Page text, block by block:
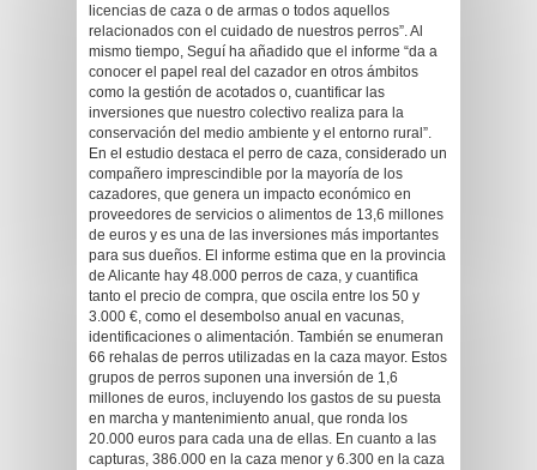
licencias de caza o de armas o todos aquellos
relacionados con el cuidado de nuestros perros”. Al
mismo tiempo, Seguí ha añadido que el informe “da a
conocer el papel real del cazador en otros ámbitos
como la gestión de acotados o, cuantificar las
inversiones que nuestro colectivo realiza para la
conservación del medio ambiente y el entorno rural”.
En el estudio destaca el perro de caza, considerado un
compañero imprescindible por la mayoría de los
cazadores, que genera un impacto económico en
proveedores de servicios o alimentos de 13,6 millones
de euros y es una de las inversiones más importantes
para sus dueños. El informe estima que en la provincia
de Alicante hay 48.000 perros de caza, y cuantifica
tanto el precio de compra, que oscila entre los 50 y
3.000 €, como el desembolso anual en vacunas,
identificaciones o alimentación. También se enumeran
66 rehalas de perros utilizadas en la caza mayor. Estos
grupos de perros suponen una inversión de 1,6
millones de euros, incluyendo los gastos de su puesta
en marcha y mantenimiento anual, que ronda los
20.000 euros para cada una de ellas. En cuanto a las
capturas, 386.000 en la caza menor y 6.300 en la caza